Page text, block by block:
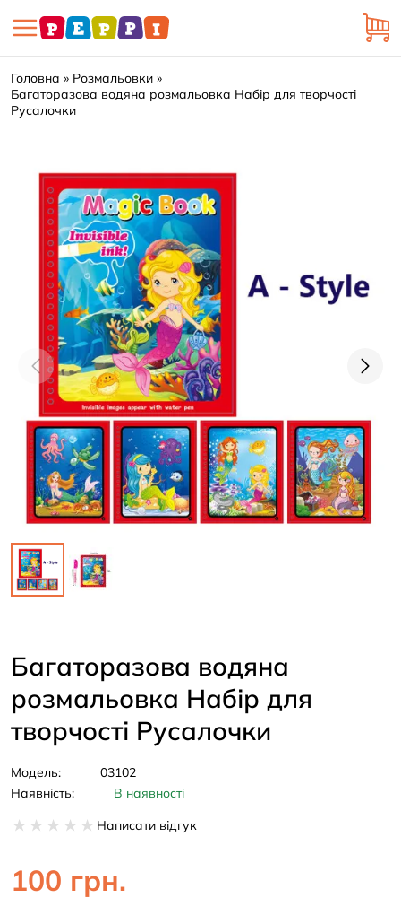
Головна
Розмальовки
Багаторазова водяна розмальовка Набір для творчості
Русалочки
Багаторазова водяна
розмальовка Набір для
творчості Русалочки
Модель:
03102
Наявність:
В наявності
Написати відгук
100 грн.